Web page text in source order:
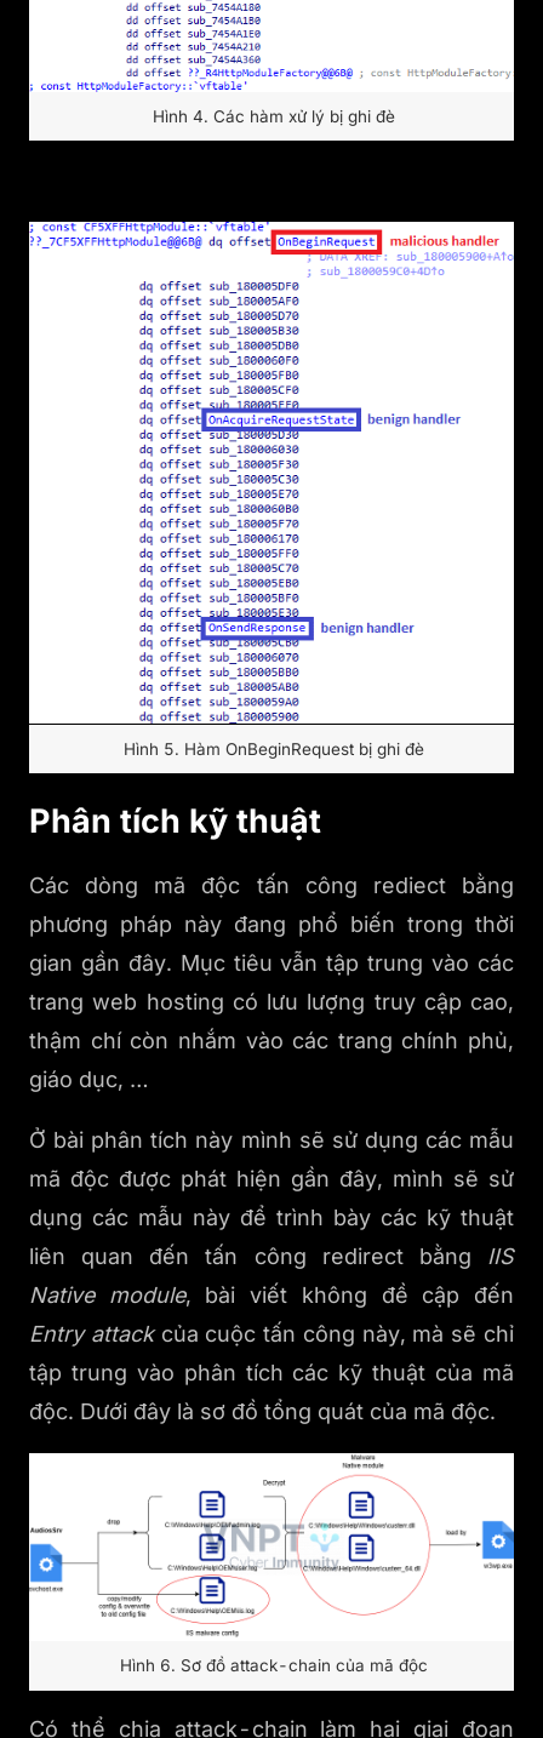
Hình 4. Các hàm xử lý bị ghi đè
Hình 5. Hàm OnBeginRequest bị ghi đè
Phân tích kỹ thuật
Các dòng mã độc tấn công rediect bằng
phương pháp này đang phổ biến trong thời
gian gần đây. Mục tiêu vẫn tập trung vào các
trang web hosting có lưu lượng truy cập cao,
thậm chí còn nhắm vào các trang chính phủ,
giáo dục, …
Ở bài phân tích này mình sẽ sử dụng các mẫu
mã độc được phát hiện gần đây, mình sẽ sử
dụng các mẫu này để trình bày các kỹ thuật
liên quan đến tấn công redirect bằng IIS
Native module, bài viết không đề cập đến
Entry attackcủa cuộc tấn công này, mà sẽ chỉ
tập trung vào phân tích các kỹ thuật của mã
độc. Dưới đây là sơ đồ tổng quát của mã độc.
Hình 6. Sơ đồ attack-chain của mã độc
Có thể chia attack-chain làm hai giai đoạn